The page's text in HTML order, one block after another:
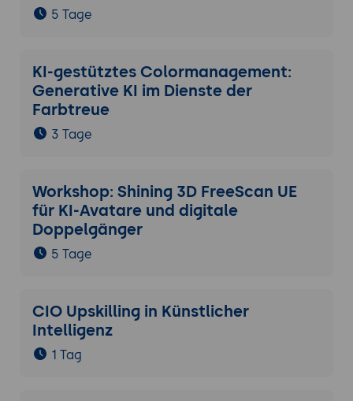
5 Tage
KI-gestütztes Colormanagement:
Generative KI im Dienste der
Farbtreue
3 Tage
Workshop: Shining 3D FreeScan UE
für KI-Avatare und digitale
Doppelgänger
5 Tage
CIO Upskilling in Künstlicher
Intelligenz
1 Tag